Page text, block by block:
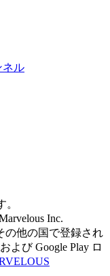
Inc.
の他の国で登録され
よび Google Play ロ